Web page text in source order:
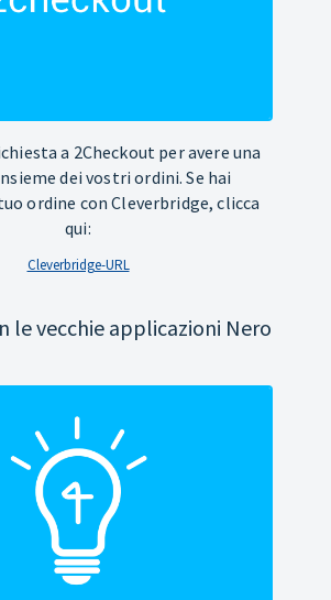
a 2Checkout per avere una
dei vostri ordini. Se hai
ordine con Cleverbridge, clicca
qui:
Cleverbridge-URL
le vecchie applicazioni Nero